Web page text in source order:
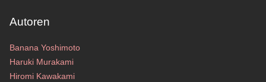
Autoren
Banana Yoshimoto
Haruki Murakami
Hiromi Kawakami